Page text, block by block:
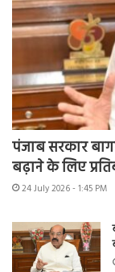
पंजाब सरकार
बढ़ाने के लिए
24 July 2026 - 1:45 PM